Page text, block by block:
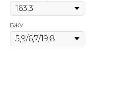
БЖУ